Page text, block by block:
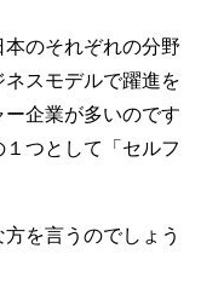
のそれぞれの分野
スモデルで躍進を
企業が多いのです
つとして「セルフ
を言うのでしょう